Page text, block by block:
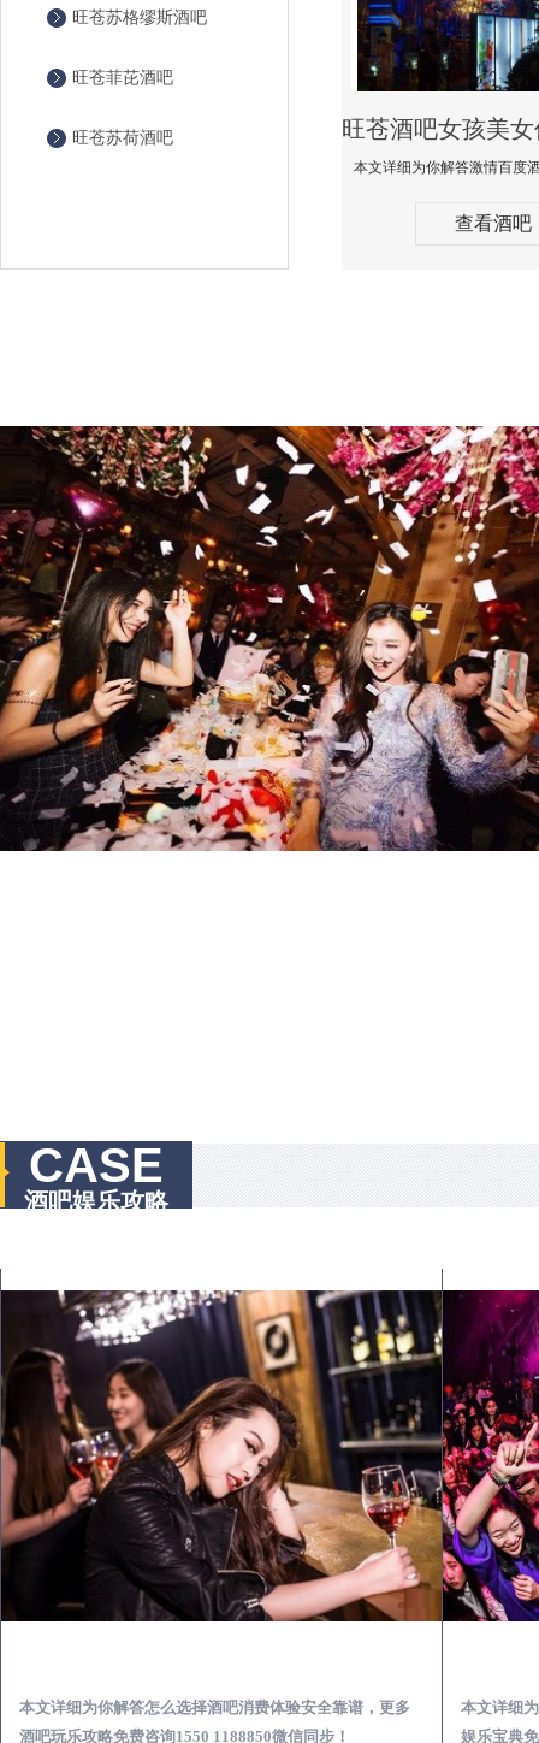
旺苍苏格缪斯酒吧
旺苍菲芘酒吧
旺苍苏荷酒吧
查看酒吧
CASE
酒吧娱乐攻略
本文详细为你解答怎么选择酒吧消费体验安全靠谱，更多
酒吧玩乐攻略免费咨询1550 1188850微信同步！
本文详细
娱乐宝典